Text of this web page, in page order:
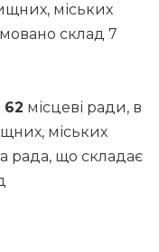
міських
склад 7
62 місцеві ради, в
міських
рада, що складає